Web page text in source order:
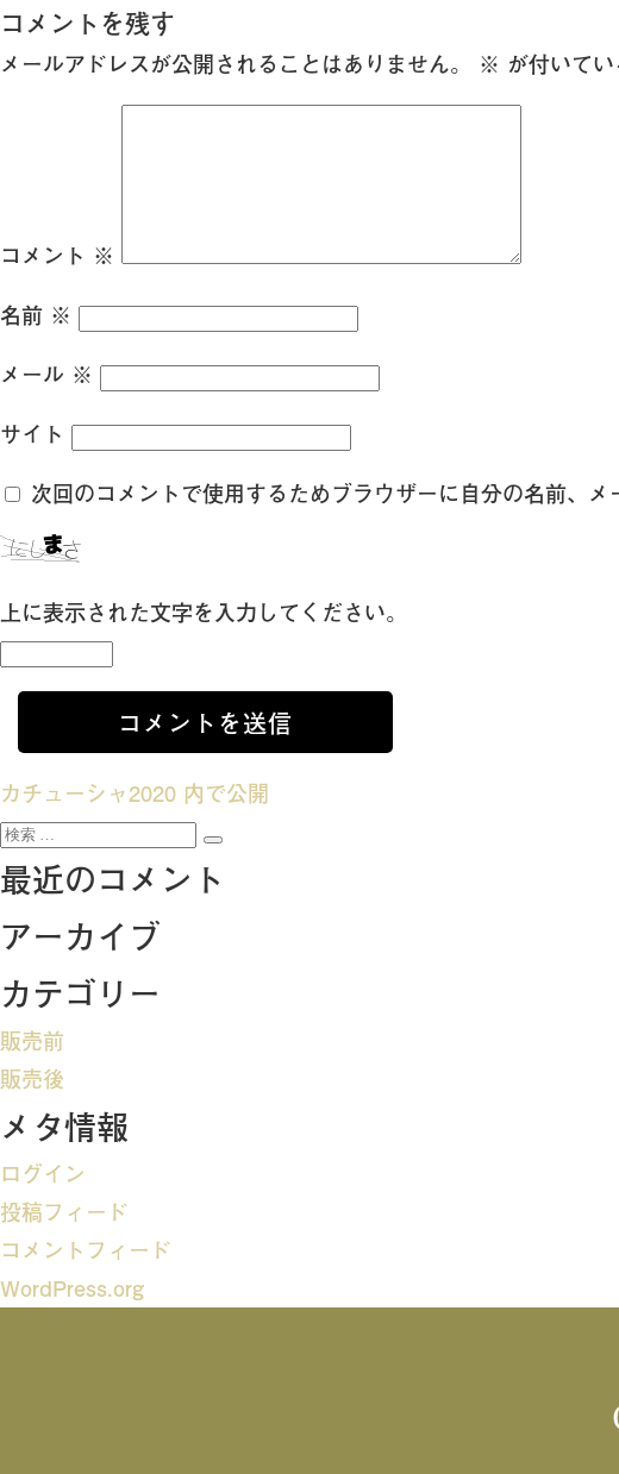
稿
日:
ル
サ
コメントを残す
メールアドレスが公開されることはありません。 ※ が付いて
コメント ※
名前 ※
メール ※
サイト
次回のコメントで使用するためブラウザーに自分の名前、メ
上に表示された文字を入力してください。
投
稿
ナ
ビ
ゲ
ー
シ
ョ
ン
カチューシャ2020 内で公開
検
索:
検
最近のコメント
アーカイブ
カテゴリー
販売前
販売後
メタ情報
ログイン
投稿フィード
コメントフィード
WordPress.org